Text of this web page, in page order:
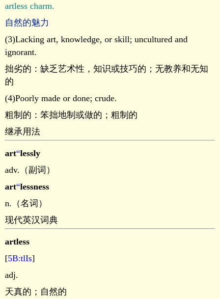
artless charm.
自然的魅力
(3)Lacking art, knowledge, or skill; uncultured and
ignorant.
拙劣的：缺乏艺术性，知识或技巧的；无教养和无知
的
(4)Poorly made or done; crude.
粗制的：笨拙地制或做的；粗制的
继承用法
art“lessly
adv.（副词）
art“lessness
n.（名词）
现代英汉词典
artless
[5B:tlIs]
adj.
天真的；自然的